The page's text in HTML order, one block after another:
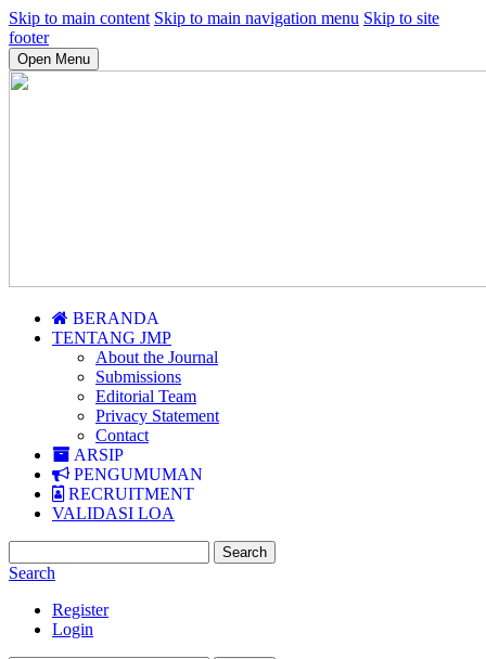
Skip to main content Skip to main navigation menu Skip to site
footer
Open Menu
BERANDA
TENTANG JMP
About the Journal
Submissions
Editorial Team
Privacy Statement
Contact
ARSIP
PENGUMUMAN
RECRUITMENT
VALIDASI LOA
Search
Search
Register
Login